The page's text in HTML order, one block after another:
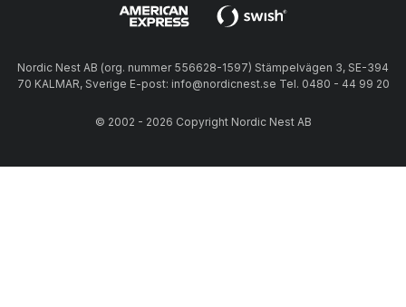
Nordic Nest AB (org. nummer 556628-1597) Stämpelvägen 3, SE-394
70 KALMAR, Sverige E-post: info@nordicnest.se Tel. 0480 - 44 99 20
© 2002 - 2026 Copyright Nordic Nest AB